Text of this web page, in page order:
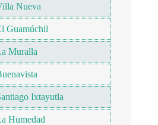
Nueva
Guamúchil
Muralla
Ixtayutla
Humedad